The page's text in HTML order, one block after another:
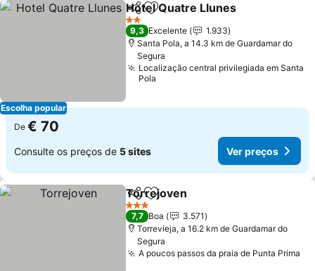
Escolha popular
PartilharAdicionar aos favoritos
Hotel Quatre Llunes
2 Estrelas
9,3 Excelente
1.933
Santa Pola, a 14.3 km de Guardamar do
Segura
Localização central privilegiada em Santa
Pola
De € 70
Consulte os preços de 5 sites Ver preços
PartilharAdicionar aos favoritos
Torrejoven
3 Estrelas
7,7 Boa
3.571
Torrevieja, a 16.2 km de Guardamar do
Segura
A poucos passos da praia de Punta Prima